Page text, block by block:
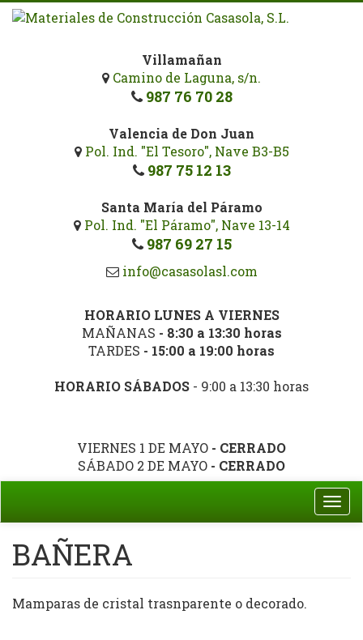
Pasar
Villamañan
Camino de Laguna, s/n.
987 76 70 28
Valencia de Don Juan
Pol. Ind. "El Tesoro", Nave B3-B5
987 75 12 13
Santa María del Páramo
Pol. Ind. "El Páramo", Nave 13-14
987 69 27 15
info@casasolasl.com
HORARIO LUNES A VIERNES
MAÑANAS - 8:30 a 13:30 horas
TARDES - 15:00 a 19:00 horas
HORARIO SÁBADOS - 9:00 a 13:30 horas
VIERNES 1 DE MAYO - CERRADO
SÁBADO 2 DE MAYO - CERRADO
BAÑERA
Mamparas de cristal trasnparente o decorado.